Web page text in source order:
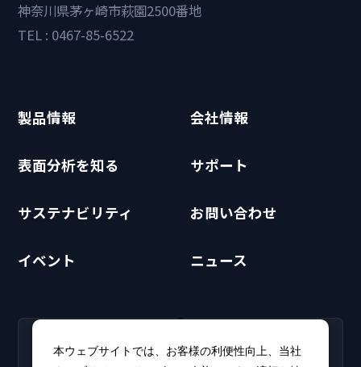
神奈川県茅ヶ崎市萩園2500番地
TEL : 0467-85-6522
製品情報 会社情報
表面分析を知る サポート
サステナビリティ お問い合わせ
イベント ニュース
採用情報 CLUB PHI（会員専
本ウェブサイトでは、お客様の利便性向上、当社